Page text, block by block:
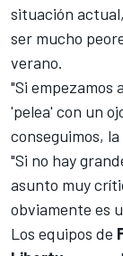
situación
ser mucho
verano.
"Si empezamos
'pelea' con un
conseguimos,
"Si no hay
asunto muy
obviamente es
Los equipos de